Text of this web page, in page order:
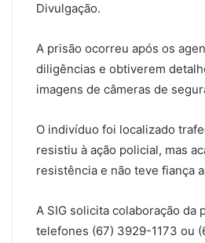
Divulgação.
A prisão ocorreu após os
diligências e obtiverem
imagens de câmeras de
O indivíduo foi localizado
resistiu à ação policial, mas
resistência e não teve fiança
A SIG solicita colaboração
telefones (67) 3929-1173 ou